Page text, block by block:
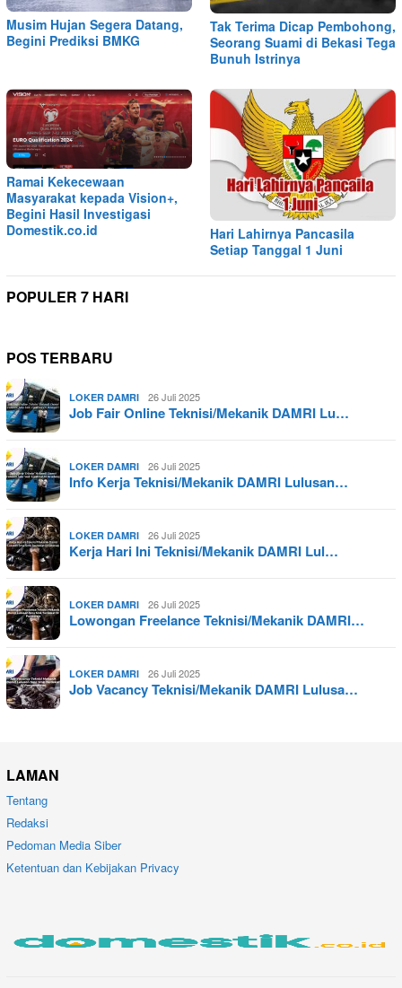
Musim Hujan Segera Datang,
Begini Prediksi BMKG
Tak Terima Dicap Pembohong,
Seorang Suami di Bekasi Tega
Bunuh Istrinya
Ramai Kekecewaan
Masyarakat kepada Vision+,
Begini Hasil Investigasi
Domestik.co.id
Hari Lahirnya Pancasila
Setiap Tanggal 1 Juni
POPULER 7 HARI
POS TERBARU
LOKER DAMRI 26 Juli 2025
Job Fair Online Teknisi/Mekanik DAMRI Lu…
LOKER DAMRI 26 Juli 2025
Info Kerja Teknisi/Mekanik DAMRI Lulusan…
LOKER DAMRI 26 Juli 2025
Kerja Hari Ini Teknisi/Mekanik DAMRI Lul…
LOKER DAMRI 26 Juli 2025
Lowongan Freelance Teknisi/Mekanik DAMRI…
LOKER DAMRI 26 Juli 2025
Job Vacancy Teknisi/Mekanik DAMRI Lulusa…
LAMAN
Tentang
Redaksi
Pedoman Media Siber
Ketentuan dan Kebijakan Privacy